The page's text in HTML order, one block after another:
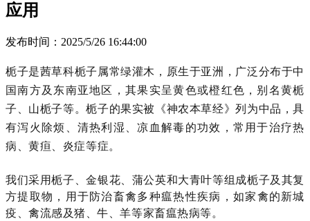
应用
发布时间：2025/5/26 16:44:00
栀子是茜草科栀子属常绿灌木，原生于亚洲，广泛分布于中
国南方及东南亚地区，其果实呈黄色或橙红色，别名黄栀
子、山栀子等。栀子的果实被《神农本草经》列为中品，具
有泻火除烦、清热利湿、凉血解毒的功效，常用于治疗热
病、黄疸、炎症等症。
我们采用栀子、金银花、蒲公英和大青叶等组成栀子及其复
方提取物，用于防治畜禽多种瘟热性疾病，如家禽的新城
疫、禽流感及猪、牛、羊等家畜瘟热病等。